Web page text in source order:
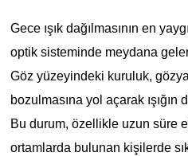
Gece ışık dağılmasının en
optik sisteminde meydana
Göz yüzeyindeki kuruluk,
bozulmasına yol açarak ışığın
Bu durum, özellikle uzun süre
ortamlarda bulunan kişilerde